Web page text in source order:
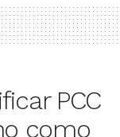
PCC
como